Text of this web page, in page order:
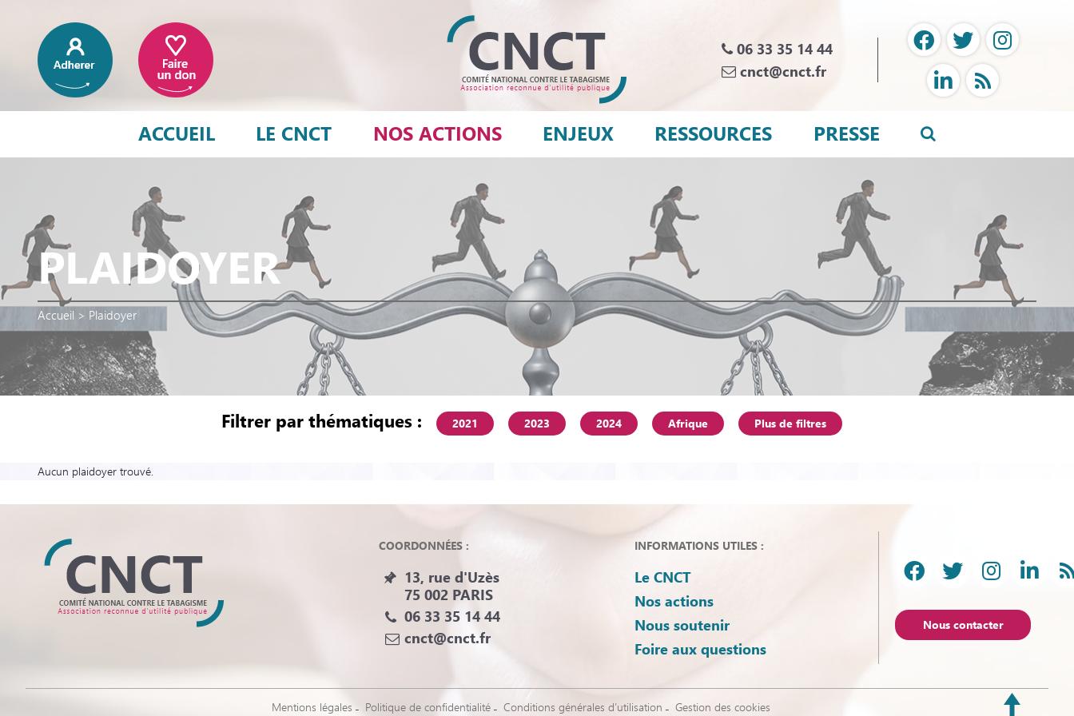
06 33 35 14 44
cnct@cnct.fr
ACCUEIL LE CNCT NOS ACTIONS ENJEUX RESSOURCES PRESSE
PLAIDOYER
Accueil > Plaidoyer
Filtrer par thématiques : 2021 2023 2024 Afrique Plus de filtres
Aucun plaidoyer trouvé.
COORDONNÉES :
13, rue d'Uzès
75 002 PARIS
06 33 35 14 44
cnct@cnct.fr
INFORMATIONS UTILES :
Le CNCT
Nos actions
Nous soutenir
Foire aux questions
Nous contacter
Mentions légales Politique de confidentialité Conditions générales d’utilisation Gestion des cookies